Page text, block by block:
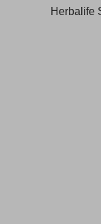
Herbalife